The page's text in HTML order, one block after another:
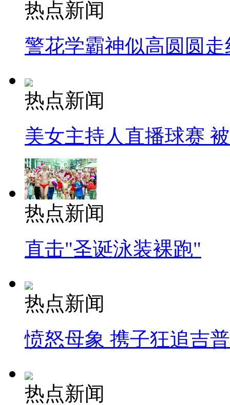
热点新闻
警花学霸神似高圆圆走
热点新闻
美女主持人直播球赛
热点新闻
直击"圣诞泳装裸跑"
热点新闻
愤怒母象 携子狂追吉
热点新闻